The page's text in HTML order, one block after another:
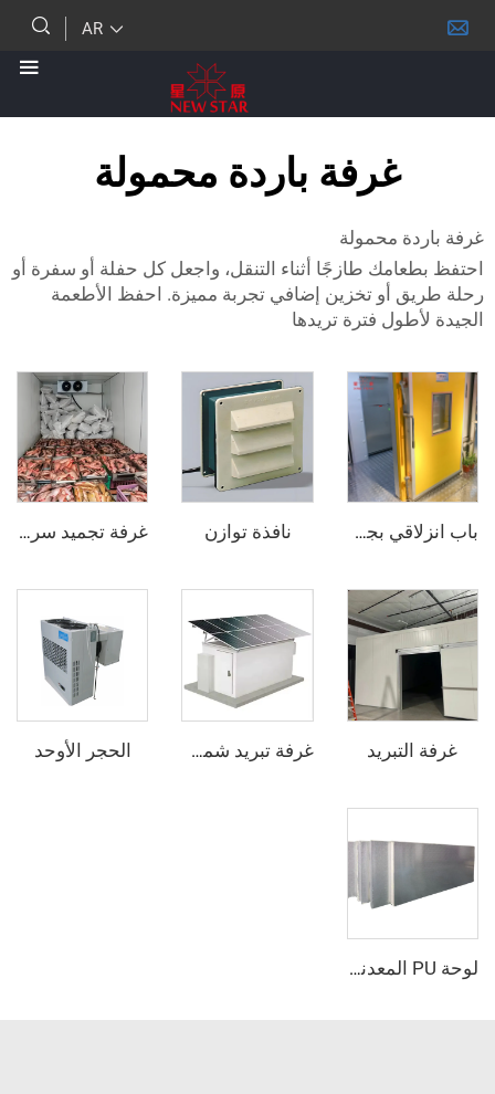
غرفة باردة محمولة
محمولة
طازجًا أثناء التنقل، واجعل كل حفلة أو سفرة أو
أو تخزين إضافي تجربة مميزة. احفظ الأطعمة
فترة تريدها
نافذة توازن غرفة تجميد سريع
غرفة تبريد شمسية الحجر الأوحد
لوحة PU المعدنية المطروقة